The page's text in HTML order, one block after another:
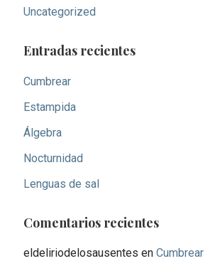
Uncategorized
Entradas recientes
Cumbrear
Estampida
Álgebra
Nocturnidad
Lenguas de sal
Comentarios recientes
eldeliriodelosausentes en Cumbrear